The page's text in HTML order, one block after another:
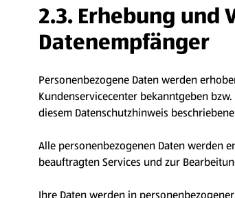
2.3. Erhebung und
Datenempfänger
Personenbezogene Daten werden
Kundenservicecenter bekanntgeben
diesem Datenschutzhinweis
Alle personenbezogenen Daten werden
beauftragten Services und zur